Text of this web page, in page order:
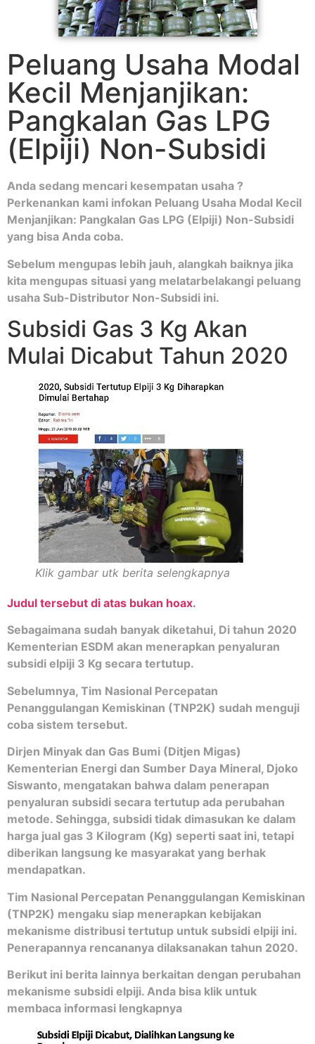
Peluang Usaha Modal
Kecil Menjanjikan:
Pangkalan Gas LPG
(Elpiji) Non-Subsidi
Anda sedang mencari kesempatan usaha ?
Perkenankan kami infokan Peluang Usaha Modal Kecil
Menjanjikan: Pangkalan Gas LPG (Elpiji) Non-Subsidi
yang bisa Anda coba.
Sebelum mengupas lebih jauh, alangkah baiknya jika
kita mengupas situasi yang melatarbelakangi peluang
usaha Sub-Distributor Non-Subsidi ini.
Subsidi Gas 3 Kg Akan
Mulai Dicabut Tahun 2020
Klik gambar utk berita selengkapnya
Judul tersebut di atas bukan hoax.
Sebagaimana sudah banyak diketahui, Di tahun 2020
Kementerian ESDM akan menerapkan penyaluran
subsidi elpiji 3 Kg secara tertutup.
Sebelumnya, Tim Nasional Percepatan
Penanggulangan Kemiskinan (TNP2K) sudah menguji
coba sistem tersebut.
Dirjen Minyak dan Gas Bumi (Ditjen Migas)
Kementerian Energi dan Sumber Daya Mineral, Djoko
Siswanto, mengatakan bahwa dalam penerapan
penyaluran subsidi secara tertutup ada perubahan
metode. Sehingga, subsidi tidak dimasukan ke dalam
harga jual gas 3 Kilogram (Kg) seperti saat ini, tetapi
diberikan langsung ke masyarakat yang berhak
mendapatkan.
Tim Nasional Percepatan Penanggulangan Kemiskinan
(TNP2K) mengaku siap menerapkan kebijakan
mekanisme distribusi tertutup untuk subsidi elpiji ini.
Penerapannya rencananya dilaksanakan tahun 2020.
Berikut ini berita lainnya berkaitan dengan perubahan
mekanisme subsidi elpiji. Anda bisa klik untuk
membaca informasi lengkapnya